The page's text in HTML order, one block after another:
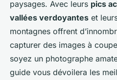
paysages dans
Italie?
Océane• 9 septembre 2024•5
paysages. Avec leurs pics
vallées verdoyantes et
montagnes offrent
capturer des images à
soyez un photographe
guide vous dévoilera les